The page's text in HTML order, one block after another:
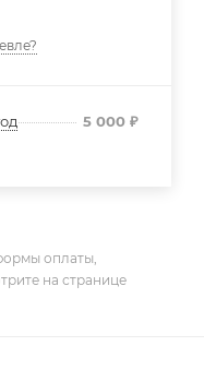
5 000 ₽
оплаты,
на странице